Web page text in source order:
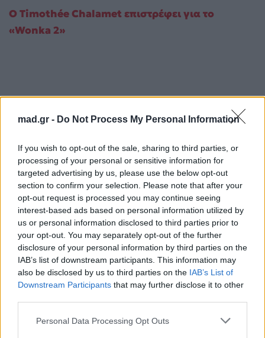
mad.gr - Do Not Process My Personal Information
If you wish to opt-out of the sale, sharing to third parties, or
processing of your personal or sensitive information for
targeted advertising by us, please use the below opt-out
section to confirm your selection. Please note that after your
opt-out request is processed you may continue seeing
interest-based ads based on personal information utilized by
us or personal information disclosed to third parties prior to
your opt-out. You may separately opt-out of the further
disclosure of your personal information by third parties on the
IAB’s list of downstream participants. This information may
also be disclosed by us to third parties on the IAB’s List of
Downstream Participants that may further disclose it to other
Personal Data Processing Opt Outs
Ο Timothée Chalamet επιστρέφει για το
«Wonka 2»